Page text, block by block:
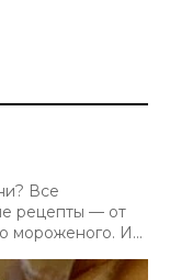
Все
рецепты — от
мороженого. И...